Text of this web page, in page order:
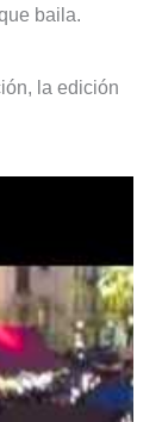
baila.
la edición